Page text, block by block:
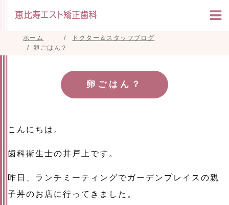
ホーム
ドクター＆スタッフブログ
卵ごはん？
卵ごはん？
こんにちは。
歯科衛生士の井戸上です。
昨日、ランチミーティングでガーデンプレイスの親
子丼のお店に行ってきました。